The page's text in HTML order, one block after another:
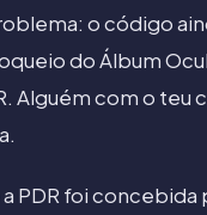
o código
do Álbum
Alguém com o
PDR foi